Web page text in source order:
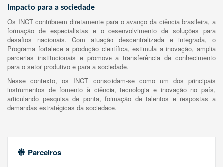
Impacto para a sociedade
Os INCT contribuem diretamente para o avanço da ciência brasileira, a
formação de especialistas e o desenvolvimento de soluções para
desafios nacionais. Com atuação descentralizada e integrada, o
Programa fortalece a produção científica, estimula a inovação, amplia
parcerias institucionais e promove a transferência de conhecimento
para o setor produtivo e para a sociedade.
Nesse contexto, os INCT consolidam-se como um dos principais
instrumentos de fomento à ciência, tecnologia e inovação no país,
articulando pesquisa de ponta, formação de talentos e respostas a
demandas estratégicas da sociedade.
Parceiros